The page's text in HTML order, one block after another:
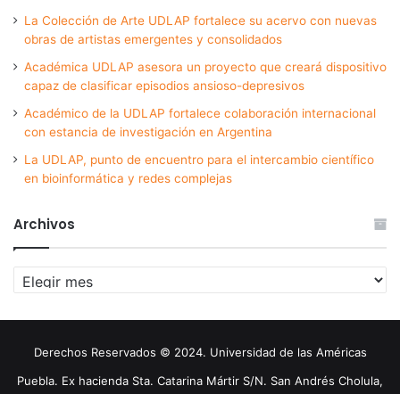
La Colección de Arte UDLAP fortalece su acervo con nuevas
obras de artistas emergentes y consolidados
Académica UDLAP asesora un proyecto que creará dispositivo
capaz de clasificar episodios ansioso-depresivos
Académico de la UDLAP fortalece colaboración internacional
con estancia de investigación en Argentina
La UDLAP, punto de encuentro para el intercambio científico
en bioinformática y redes complejas
Archivos
Archivos
Derechos Reservados © 2024. Universidad de las Américas
Puebla. Ex hacienda Sta. Catarina Mártir S/N. San Andrés Cholula,